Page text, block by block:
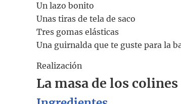
Un lazo bonito
Unas tiras de tela de saco
Tres gomas elásticas
Una guirnalda que te guste para la
Realización
La masa de los colines